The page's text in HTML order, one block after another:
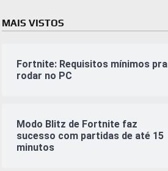
MAIS VISTOS
Fortnite: Requisitos mínimos pra
rodar no PC
Modo Blitz de Fortnite faz
sucesso com partidas de até 15
minutos